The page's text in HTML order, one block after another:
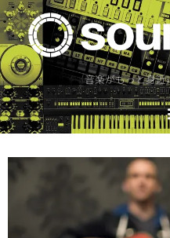
音楽がもっと身近